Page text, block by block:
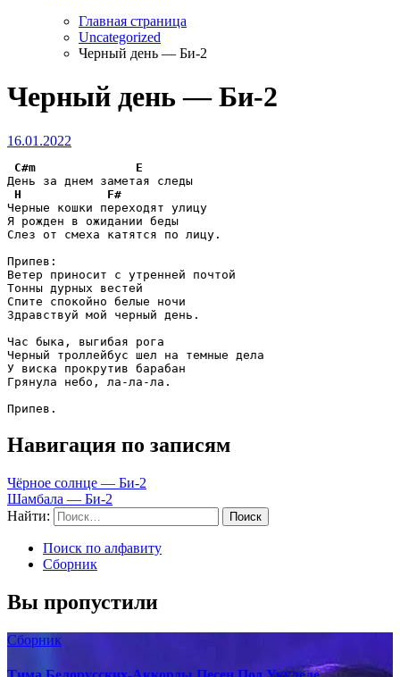
Главная страница
Uncategorized
Черный день — Би-2
Черный день — Би-2
16.01.2022
C#m
E
День за днем заметая следы
H
F#
Черные кошки переходят улицу
Я рожден в ожидании беды
Слез от смеха катятся по лицу.
Припев:
Ветер приносит с утренней почтой
Тонны дурных вестей
Спите спокойно белые ночи
Здравствуй мой черный день.
Час быка, выгибая рога
Черный троллейбус шел на темные дела
У виска прокрутив барабан
Грянула небо, ла-ла-ла.
Припев.
Навигация по записям
Чёрное солнце — Би-2
Шамбала — Би-2
Найти:
Поиск по алфавиту
Сборник
Вы пропустили
Сборник